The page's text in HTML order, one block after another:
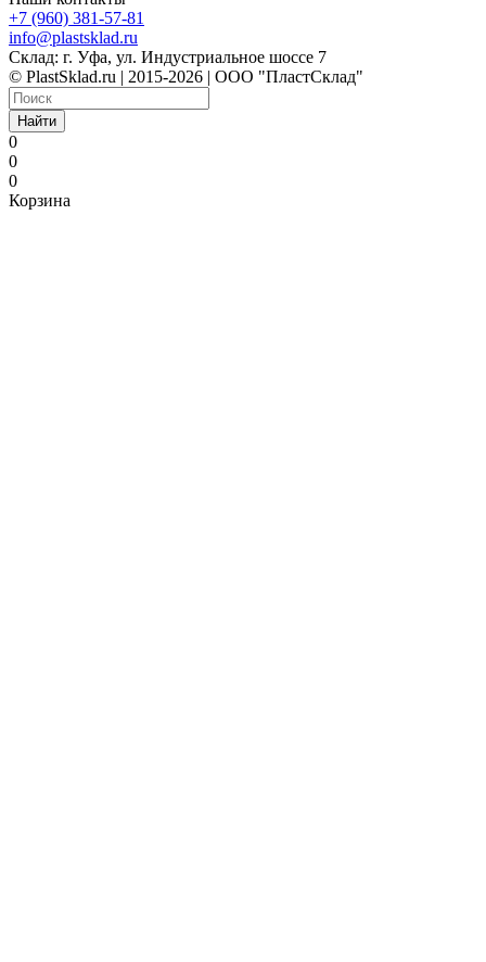
+7 (960) 381-57-81
info@plastsklad.ru
Склад: г. Уфа, ул. Индустриальное шоссе 7
© PlastSklad.ru | 2015-2026 | ООО "ПластСклад"
Найти
0
0
0
Корзина